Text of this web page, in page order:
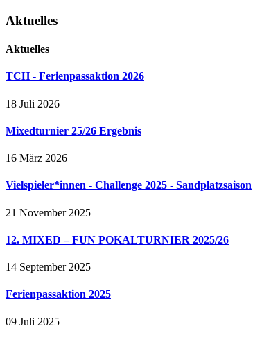
Aktuelles
Aktuelles
TCH - Ferienpassaktion 2026
18 Juli 2026
Mixedturnier 25/26 Ergebnis
16 März 2026
Vielspieler*innen - Challenge 2025 - Sandplatzsaison
21 November 2025
12. MIXED – FUN POKALTURNIER 2025/26
14 September 2025
Ferienpassaktion 2025
09 Juli 2025